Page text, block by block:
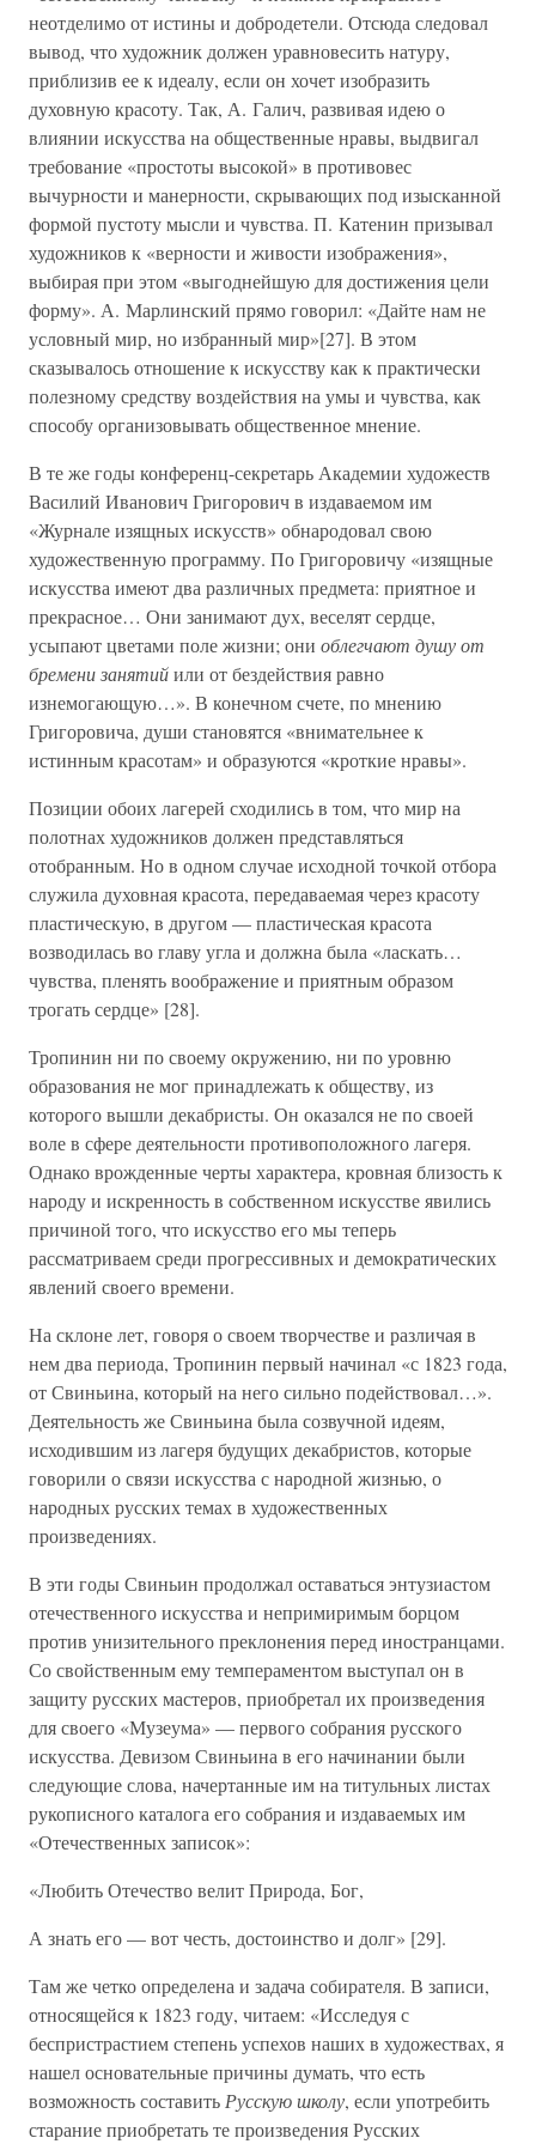
неотделимо от истины и добродетели. Отсюда следовал
вывод, что художник должен уравновесить натуру,
приблизив ее к идеалу, если он хочет изобразить
духовную красоту. Так, А. Галич, развивая идею о
влиянии искусства на общественные нравы, выдвигал
требование «простоты высокой» в противовес
вычурности и манерности, скрывающих под изысканной
формой пустоту мысли и чувства. П. Катенин призывал
художников к «верности и живости изображения»,
выбирая при этом «выгоднейшую для достижения цели
форму». А. Марлинский прямо говорил: «Дайте нам не
условный мир, но избранный мир»[27]. В этом
сказывалось отношение к искусству как к практически
полезному средству воздействия на умы и чувства, как
способу организовывать общественное мнение.
В те же годы конференц-секретарь Академии художеств
Василий Иванович Григорович в издаваемом им
«Журнале изящных искусств» обнародовал свою
художественную программу. По Григоровичу «изящные
искусства имеют два различных предмета: приятное и
прекрасное… Они занимают дух, веселят сердце,
усыпают цветами поле жизни; они облегчают душу от
бремени занятийили от бездействия равно
изнемогающую…». В конечном счете, по мнению
Григоровича, души становятся «внимательнее к
истинным красотам» и образуются «кроткие нравы».
Позиции обоих лагерей сходились в том, что мир на
полотнах художников должен представляться
отобранным. Но в одном случае исходной точкой отбора
служила духовная красота, передаваемая через красоту
пластическую, в другом — пластическая красота
возводилась во главу угла и должна была «ласкать…
чувства, пленять воображение и приятным образом
трогать сердце» [28].
Тропинин ни по своему окружению, ни по уровню
образования не мог принадлежать к обществу, из
которого вышли декабристы. Он оказался не по своей
воле в сфере деятельности противоположного лагеря.
Однако врожденные черты характера, кровная близость к
народу и искренность в собственном искусстве явились
причиной того, что искусство его мы теперь
рассматриваем среди прогрессивных и демократических
явлений своего времени.
На склоне лет, говоря о своем творчестве и различая в
нем два периода, Тропинин первый начинал «с 1823 года,
от Свиньина, который на него сильно подействовал…».
Деятельность же Свиньина была созвучной идеям,
исходившим из лагеря будущих декабристов, которые
говорили о связи искусства с народной жизнью, о
народных русских темах в художественных
произведениях.
В эти годы Свиньин продолжал оставаться энтузиастом
отечественного искусства и непримиримым борцом
против унизительного преклонения перед иностранцами.
Со свойственным ему темпераментом выступал он в
защиту русских мастеров, приобретал их произведения
для своего «Музеума» — первого собрания русского
искусства. Девизом Свиньина в его начинании были
следующие слова, начертанные им на титульных листах
рукописного каталога его собрания и издаваемых им
«Отечественных записок»:
«Любить Отечество велит Природа, Бог,
А знать его — вот честь, достоинство и долг» [29].
Там же четко определена и задача собирателя. В записи,
относящейся к 1823 году, читаем: «Исследуя с
беспристрастием степень успехов наших в художествах, я
нашел основательные причины думать, что есть
возможность составить Русскую школу, если употребить
старание приобретать те произведения Русских